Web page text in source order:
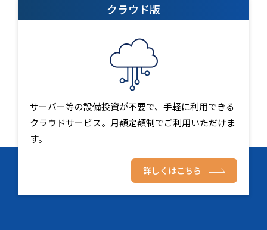
クラウド版
サーバー等の設備投資が不要で、手軽に利用できる
クラウドサービス。月額定額制でご利用いただけま
す。
詳しくはこちら